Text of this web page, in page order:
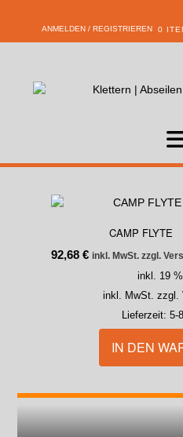
ANMELDEN / REGISTRIEREN 0
CAMP FLYTE
92,68 € inkl. MwSt. zzgl.
inkl. 19
inkl. MwSt. zzgl.
Lieferzeit: 5-
IN DEN